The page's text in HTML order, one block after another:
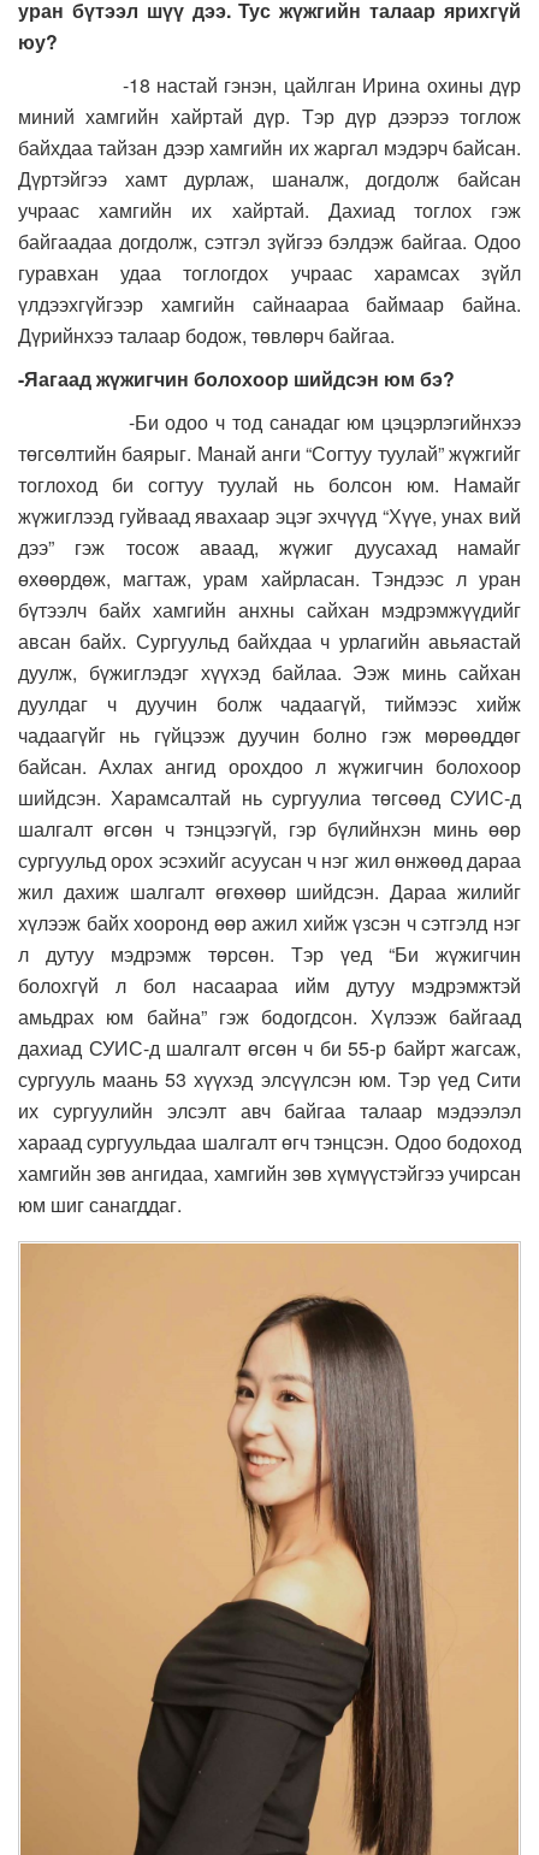
уран бүтээл шүү дээ. Тус жүжгийн талаар ярихгүй
юу?
-18 настай гэнэн, цайлган Ирина охины дүр
миний хамгийн хайртай дүр. Тэр дүр дээрээ тоглож
байхдаа тайзан дээр хамгийн их жаргал мэдэрч байсан.
Дүртэйгээ хамт дурлаж, шаналж, догдолж байсан
учраас хамгийн их хайртай. Дахиад тоглох гэж
байгаадаа догдолж, сэтгэл зүйгээ бэлдэж байгаа. Одоо
гуравхан удаа тоглогдох учраас харамсах зүйл
үлдээхгүйгээр хамгийн сайнаараа баймаар байна.
Дүрийнхээ талаар бодож, төвлөрч байгаа.
-Яагаад жүжигчин болохоор шийдсэн юм бэ?
-Би одоо ч тод санадаг юм цэцэрлэгийнхээ
төгсөлтийн баярыг. Манай анги “Согтуу туулай” жүжгийг
тоглоход би согтуу туулай нь болсон юм. Намайг
жүжиглээд гуйваад явахаар эцэг эхчүүд “Хүүе, унах вий
дээ” гэж тосож аваад, жүжиг дуусахад намайг
өхөөрдөж, магтаж, урам хайрласан. Тэндээс л уран
бүтээлч байх хамгийн анхны сайхан мэдрэмжүүдийг
авсан байх. Сургуульд байхдаа ч урлагийн авьяастай
дуулж, бүжиглэдэг хүүхэд байлаа. Ээж минь сайхан
дуулдаг ч дуучин болж чадаагүй, тиймээс хийж
чадаагүйг нь гүйцээж дуучин болно гэж мөрөөддөг
байсан. Ахлах ангид орохдоо л жүжигчин болохоор
шийдсэн. Харамсалтай нь сургуулиа төгсөөд СУИС-д
шалгалт өгсөн ч тэнцээгүй, гэр бүлийнхэн минь өөр
сургуульд орох эсэхийг асуусан ч нэг жил өнжөөд дараа
жил дахиж шалгалт өгөхөөр шийдсэн. Дараа жилийг
хүлээж байх хооронд өөр ажил хийж үзсэн ч сэтгэлд нэг
л дутуу мэдрэмж төрсөн. Тэр үед “Би жүжигчин
болохгүй л бол насаараа ийм дутуу мэдрэмжтэй
амьдрах юм байна” гэж бодогдсон. Хүлээж байгаад
дахиад СУИС-д шалгалт өгсөн ч би 55-р байрт жагсаж,
сургууль маань 53 хүүхэд элсүүлсэн юм. Тэр үед Сити
их сургуулийн элсэлт авч байгаа талаар мэдээлэл
хараад сургуульдаа шалгалт өгч тэнцсэн. Одоо бодоход
хамгийн зөв ангидаа, хамгийн зөв хүмүүстэйгээ учирсан
юм шиг санагддаг.